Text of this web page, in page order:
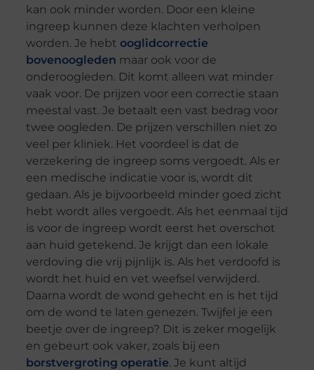
kan ook minder worden. Door een kleine
ingreep kunnen deze klachten verholpen
worden. Je hebt ooglidcorrectie
bovenoogleden maar ook voor de
onderoogleden. Dit komt alleen wat minder
vaak voor. De prijzen voor een correctie staan
meestal vast. Je betaalt een vast bedrag voor
twee oogleden. De prijzen verschillen niet zo
veel per kliniek. Het voordeel is dat de
verzekering de ingreep soms vergoedt. Als er
een medische indicatie voor is, wordt dit
gedaan. Als je bijvoorbeeld minder goed zicht
hebt wordt alles vergoedt. Als het eenmaal tijd
is voor de ingreep wordt eerst het overschot
aan huid getekend. Je krijgt dan een lokale
verdoving die vrij pijnlijk is. Als het verdoofd is
wordt het huid en vet weefsel verwijderd.
Daarna wordt de wond gehecht en is het tijd
om de wond te laten genezen. Twijfel je een
beetje over de ingreep? Dit is zeker mogelijk
en gebeurt ook vaker, zoals bij een
borstvergroting operatie. Je kunt altijd